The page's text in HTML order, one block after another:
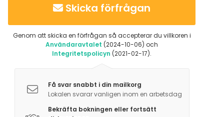
Skicka förfrågan
Genom att skicka en förfrågan så accepterar du villkoren i
Användaravtalet (2024-10-06) och
Integritetspolicyn (2021-02-17).
Få svar snabbt i din mailkorg
Lokalen svarar vanligen inom en arbetsdag
Bekräfta bokningen eller fortsätt